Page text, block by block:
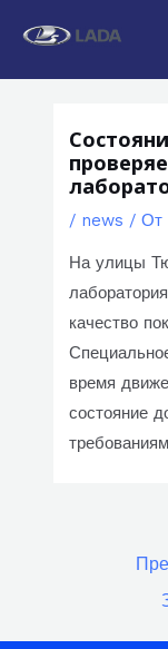
/ news / От
На улицы
качество
время
состояние